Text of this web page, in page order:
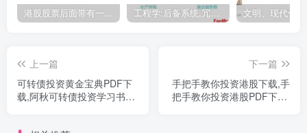
港股股票后面带有一个B是什么意思？股票名字带-W,-R,-S呢 工程学:后备系统,冗余备份系统,冗余设计系统-芒格多学科思维模型
上一篇
可转债投资黄金宝典PDF下
载,阿秋可转债投资学习书籍
下一篇
手把手教你投资港股下载,手
把手教你投资港股PDF下载,